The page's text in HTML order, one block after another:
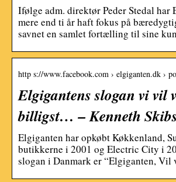
Ifølge adm. direktør Peder Stedal har
mere end ti år haft fokus på
savnet en samlet fortælling til sine
http s://www.facebook.com › elgiganten.dk ›
Elgigantens slogan vi vil
billigst… – Kenneth
Elgiganten har opkøbt Køkkenland,
butikkerne i 2001 og Electric City i
slogan i Danmark er “Elgiganten,